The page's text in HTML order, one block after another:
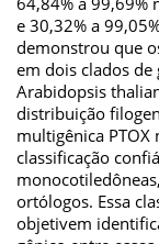
e 30,32% a
demonstrou que
em dois clados de
Arabidopsis
distribuição
multigênica
classificação
ortólogos. Essa
objetivem